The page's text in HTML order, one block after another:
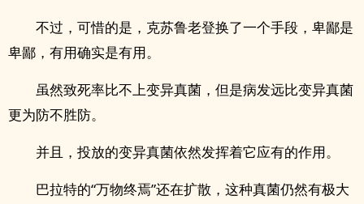
不过，可惜的是，克苏鲁老登换了一个手段，卑鄙是
卑鄙，有用确实是有用。
虽然致死率比不上变异真菌，但是病发远比变异真菌
更为防不胜防。
并且，投放的变异真菌依然发挥着它应有的作用。
巴拉特的“万物终焉”还在扩散，这种真菌仍然有极大